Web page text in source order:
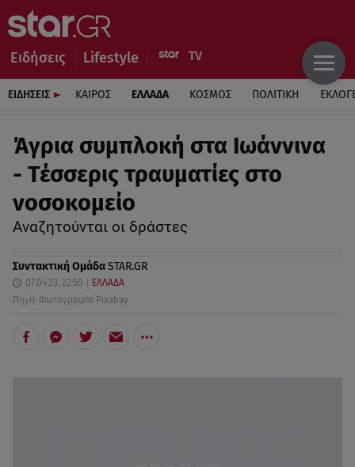
Ειδήσεις Lifestyle
ΕΙΔΗΣΕΙΣ ΚΑΙΡΟΣ ΕΛΛΑΔΑ ΚΟΣΜΟΣ ΠΟΛΙΤΙΚΗ
Άγρια συμπλοκή στα Ιωάννινα
- Τέσσερις τραυματίες στο
νοσοκομείο
Αναζητούνται οι δράστες
Συντακτική ΟμάδαSTAR.GR
07.04.23, 22:50
ΕΛΛΑΔΑ
Πηγή: Φωτογραφία Pixabay